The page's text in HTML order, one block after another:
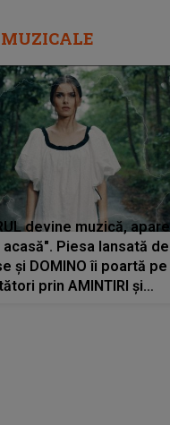
devine muzică, apare
acasă". Piesa lansată de
și DOMINO îi poartă pe
prin AMINTIRI și